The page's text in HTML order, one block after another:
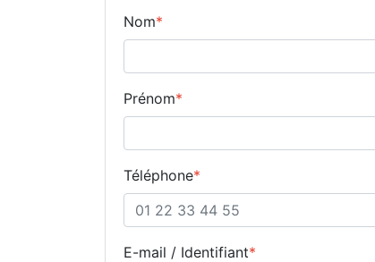
Nom*
Prénom*
Téléphone*
E-mail / Identifiant*